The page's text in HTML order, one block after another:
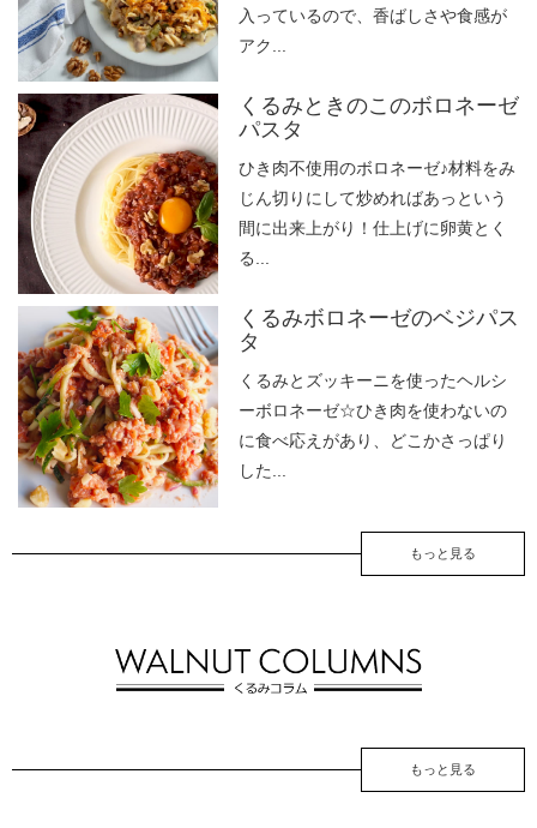
入っているので、香ばしさや食感が
アク...
くるみときのこのボロネーゼ
パスタ
ひき肉不使用のボロネーゼ♪材料をみ
じん切りにして炒めればあっという
間に出来上がり！仕上げに卵黄とく
る...
くるみボロネーゼのベジパス
タ
くるみとズッキーニを使ったヘルシ
ーボロネーゼ☆ひき肉を使わないの
に食べ応えがあり、どこかさっぱり
した...
もっと見る
もっと見る